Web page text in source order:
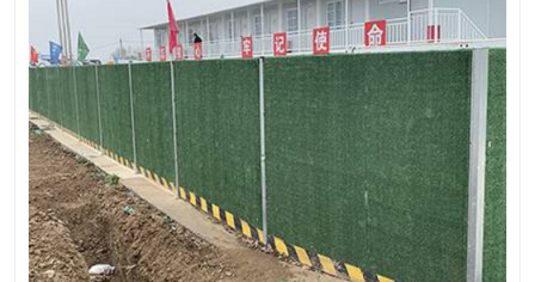
围挡 彩钢板
生产加工单板复合围挡 市
政围挡